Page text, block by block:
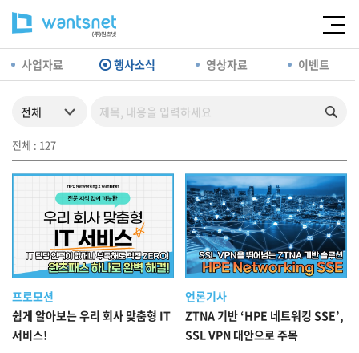
사업자료 행사소식 영상자료 이벤트
전체 : 127
프로모션
쉽게 알아보는 우리 회사 맞춤형 IT
서비스!
언론기사
ZTNA 기반 ‘HPE 네트워킹 SSE’,
SSL VPN 대안으로 주목